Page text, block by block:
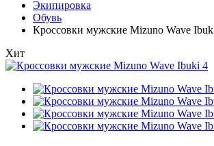
Экипировка
Обувь
Кроссовки мужские Mizuno Wave
Хит